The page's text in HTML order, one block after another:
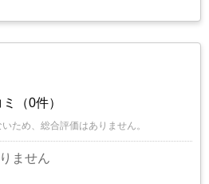
（0件）
ため、総合評価はありません。
ません